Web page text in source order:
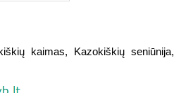
kaimas, Kazokiškių seniūnija,